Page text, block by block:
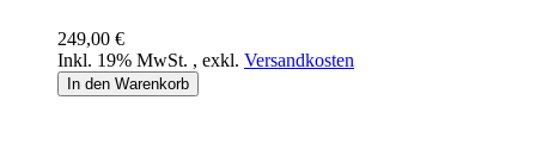
249,00 €
Inkl. 19% MwSt. , exkl. Versandkosten
In den Warenkorb